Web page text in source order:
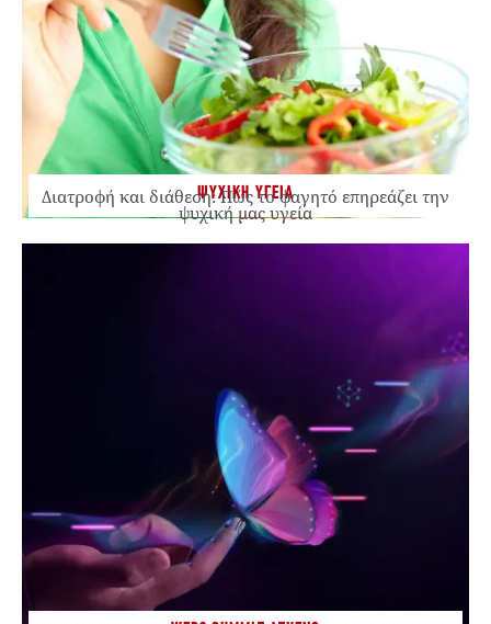
ΨΥΧΙΚΗ ΥΓΕΙΑ
Διατροφή και διάθεση: Πώς το φαγητό επηρεάζει την
ψυχική μας υγεία